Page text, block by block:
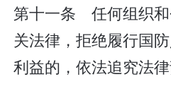
第十一条 任何组织和
关法律，拒绝履行国
利益的，依法追究法律